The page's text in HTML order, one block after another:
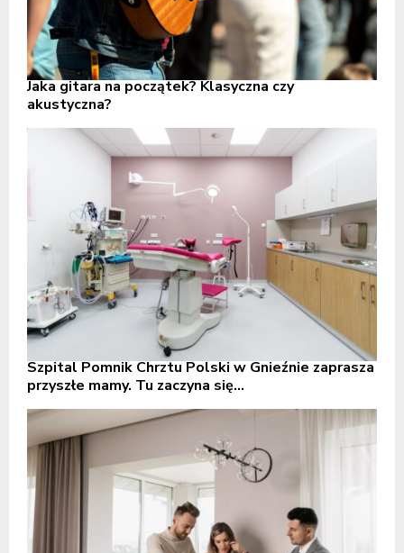
Jaka gitara na początek? Klasyczna czy
akustyczna?
Szpital Pomnik Chrztu Polski w Gnieźnie zaprasza
przyszłe mamy. Tu zaczyna się...